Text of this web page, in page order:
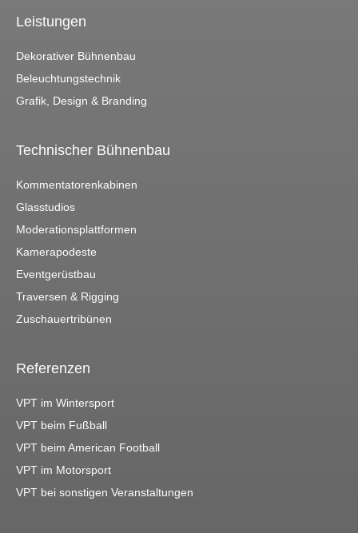
Leistungen
Dekorativer Bühnenbau
Beleuchtungstechnik
Grafik, Design & Branding
Technischer Bühnenbau
Kommentatorenkabinen
Glasstudios
Moderationsplattformen
Kamerapodeste
Eventgerüstbau
Traversen & Rigging
Zuschauertribünen
Referenzen
VPT im Wintersport
VPT beim Fußball
VPT beim American Football
VPT im Motorsport
VPT bei sonstigen Veranstaltungen